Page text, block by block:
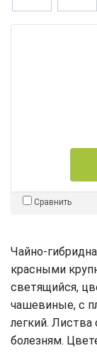
Сравнить
Чайно-
красными
светящийся,
чашевиные, с
легкий. Листва
болезням.